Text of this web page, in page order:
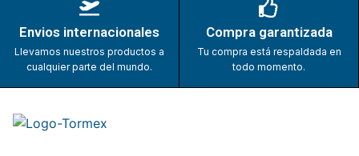
Envios internacionales
Llevamos nuestros productos a
cualquier parte del mundo.
Compra garantizada
Tu compra está respaldada en
todo momento.